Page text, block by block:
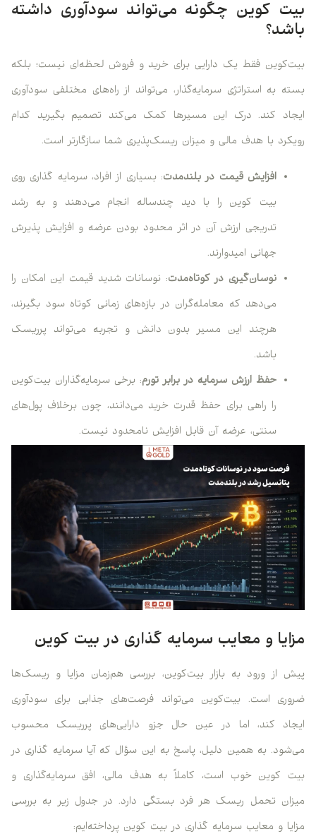
بیت‌ کوین چگونه می‌تواند سودآوری داشته
باشد؟
بیت‌کوین فقط یک دارایی برای خرید و فروش لحظه‌ای نیست؛ بلکه
بسته به استراتژی سرمایه‌گذار، می‌تواند از راه‌های مختلفی سودآوری
ایجاد کند. درک این مسیرها کمک می‌کند تصمیم بگیرید کدام
رویکرد با هدف مالی و میزان ریسک‌پذیری شما سازگارتر است.
افزایش قیمت در بلندمدت: بسیاری از افراد، سرمایه گذاری روی
بیت کوین را با دید چندساله انجام می‌دهند و به رشد
تدریجی ارزش آن در اثر محدود بودن عرضه و افزایش پذیرش
جهانی امیدوارند.
نوسان‌گیری در کوتاه‌مدت: نوسانات شدید قیمت این امکان را
می‌دهد که معامله‌گران در بازه‌های زمانی کوتاه سود بگیرند،
هرچند این مسیر بدون دانش و تجربه می‌تواند پرریسک
باشد.
حفظ ارزش سرمایه در برابر تورم: برخی سرمایه‌گذاران بیت‌کوین
را راهی برای حفظ قدرت خرید می‌دانند، چون برخلاف پول‌های
سنتی، عرضه آن قابل افزایش نامحدود نیست.
مزایا و معایب سرمایه‌ گذاری در بیت‌ کوین
پیش از ورود به بازار بیت‌کوین، بررسی هم‌زمان مزایا و ریسک‌ها
ضروری است. بیت‌کوین می‌تواند فرصت‌های جذابی برای سودآوری
ایجاد کند، اما در عین حال جزو دارایی‌های پرریسک محسوب
می‌شود. به همین دلیل، پاسخ به این سؤال که آیا سرمایه گذاری در
بیت کوین خوب است، کاملاً به هدف مالی، افق سرمایه‌گذاری و
میزان تحمل ریسک هر فرد بستگی دارد. در جدول زیر به بررسی
مزایا و معایب سرمایه گذاری در بیت کوین پرداخته‌ایم: